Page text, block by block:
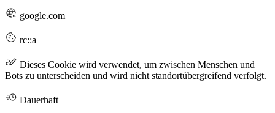
google.com
rc::a
Dieses Cookie wird verwendet, um zwischen Menschen und
Bots zu unterscheiden und wird nicht standortübergreifend verfolgt.
Dauerhaft